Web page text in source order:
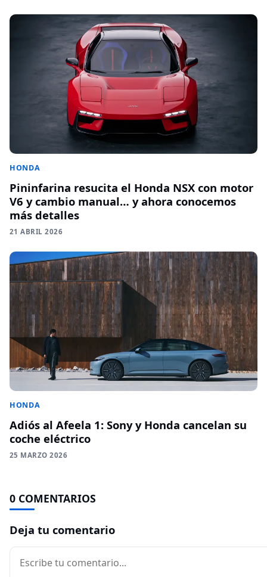
HONDA
Pininfarina resucita el Honda NSX con motor
V6 y cambio manual… y ahora conocemos
más detalles
21 ABRIL 2026
HONDA
Adiós al Afeela 1: Sony y Honda cancelan su
coche eléctrico
25 MARZO 2026
0 COMENTARIOS
Deja tu comentario
Comentario